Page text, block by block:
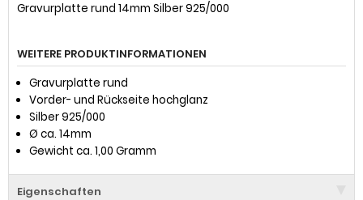
Gravurplatte rund 14mm Silber 925/000
WEITERE PRODUKTINFORMATIONEN
Gravurplatte rund
Vorder- und Rückseite hochglanz
Silber 925/000
Ø ca. 14mm
Gewicht ca. 1,00 Gramm
Eigenschaften